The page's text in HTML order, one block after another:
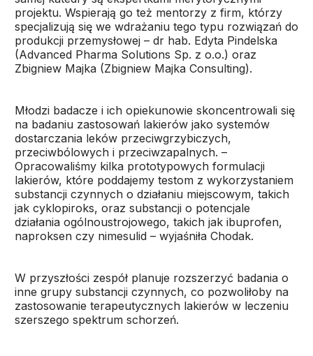
projektu. Wspierają go też mentorzy z firm, którzy
specjalizują się we wdrażaniu tego typu rozwiązań do
produkcji przemysłowej – dr hab. Edyta Pindelska
(Advanced Pharma Solutions Sp. z o.o.) oraz
Zbigniew Majka (Zbigniew Majka Consulting).
Młodzi badacze i ich opiekunowie skoncentrowali się
na badaniu zastosowań lakierów jako systemów
dostarczania leków przeciwgrzybiczych,
przeciwbólowych i przeciwzapalnych. –
Opracowaliśmy kilka prototypowych formulacji
lakierów, które poddajemy testom z wykorzystaniem
substancji czynnych o działaniu miejscowym, takich
jak cyklopiroks, oraz substancji o potencjale
działania ogólnoustrojowego, takich jak ibuprofen,
naproksen czy nimesulid – wyjaśniła Chodak.
W przyszłości zespół planuje rozszerzyć badania o
inne grupy substancji czynnych, co pozwoliłoby na
zastosowanie terapeutycznych lakierów w leczeniu
szerszego spektrum schorzeń.